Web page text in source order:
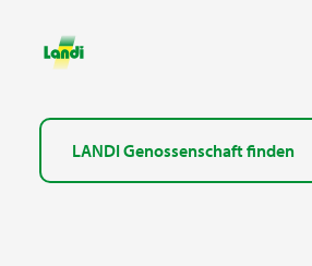
LANDI Genossenschaft finden